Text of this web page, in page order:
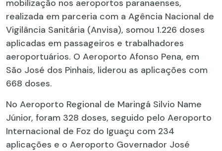
mobilização nos aeroportos paranaenses,
realizada em parceria com a Agência Nacional de
Vigilância Sanitária (Anvisa), somou 1.226 doses
aplicadas em passageiros e trabalhadores
aeroportuários. O Aeroporto Afonso Pena, em
São José dos Pinhais, liderou as aplicações com
668 doses.
No Aeroporto Regional de Maringá Silvio Name
Júnior, foram 328 doses, seguido pelo Aeroporto
Internacional de Foz do Iguaçu com 234
aplicações e o Aeroporto Governador José